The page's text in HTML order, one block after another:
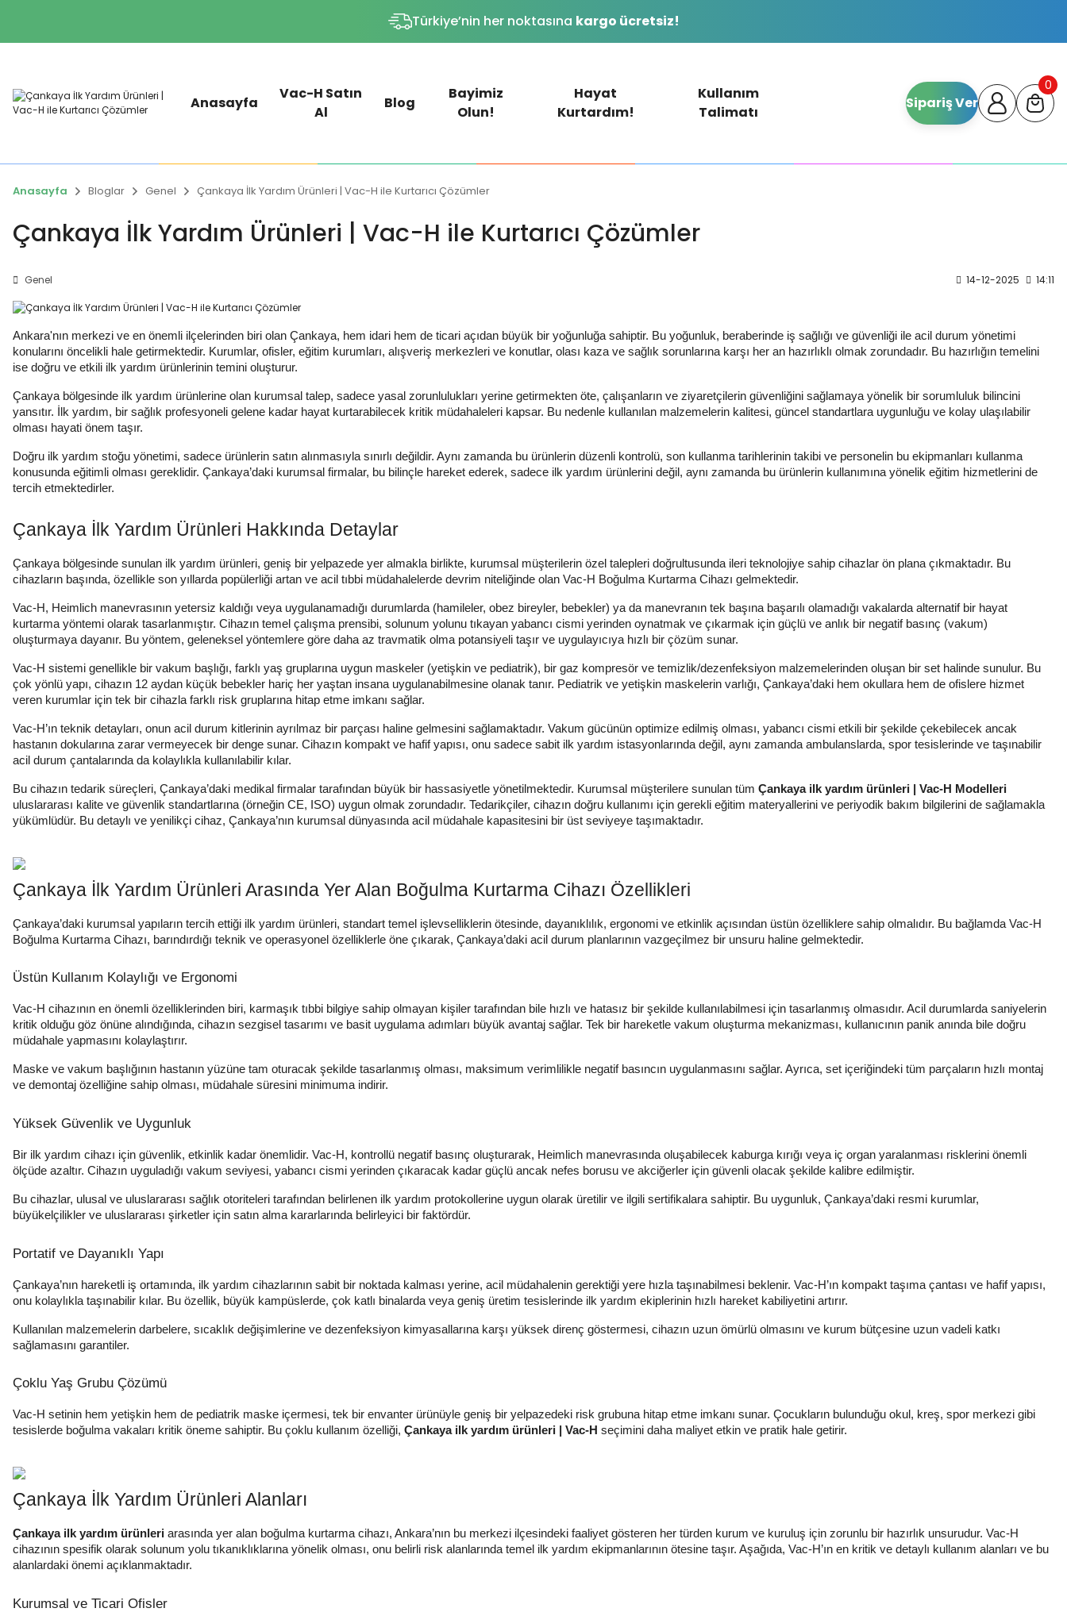
Türkiye’nin her noktasına kargo ücretsiz!
Anasayfa
Vac-H Satın
Al
Blog
Bayimiz
Olun!
Hayat
Kurtardım!
Kullanım
Talimatı
Sipariş Ver
0
Anasayfa Bloglar Genel Çankaya İlk Yardım Ürünleri | Vac-H ile Kurtarıcı Çözümler
Çankaya İlk Yardım Ürünleri | Vac-H ile Kurtarıcı Çözümler
Genel 14-12-2025 14:11
Ankara'nın merkezi ve en önemli ilçelerinden biri olan Çankaya, hem idari hem de ticari açıdan büyük bir yoğunluğa sahiptir. Bu yoğunluk, beraberinde iş sağlığı ve güvenliği ile acil durum yönetimi
konularını öncelikli hale getirmektedir. Kurumlar, ofisler, eğitim kurumları, alışveriş merkezleri ve konutlar, olası kaza ve sağlık sorunlarına karşı her an hazırlıklı olmak zorundadır. Bu hazırlığın temelini
ise doğru ve etkili ilk yardım ürünlerinin temini oluşturur.
Çankaya bölgesinde ilk yardım ürünlerine olan kurumsal talep, sadece yasal zorunlulukları yerine getirmekten öte, çalışanların ve ziyaretçilerin güvenliğini sağlamaya yönelik bir sorumluluk bilincini
yansıtır. İlk yardım, bir sağlık profesyoneli gelene kadar hayat kurtarabilecek kritik müdahaleleri kapsar. Bu nedenle kullanılan malzemelerin kalitesi, güncel standartlara uygunluğu ve kolay ulaşılabilir
olması hayati önem taşır.
Doğru ilk yardım stoğu yönetimi, sadece ürünlerin satın alınmasıyla sınırlı değildir. Aynı zamanda bu ürünlerin düzenli kontrolü, son kullanma tarihlerinin takibi ve personelin bu ekipmanları kullanma
konusunda eğitimli olması gereklidir. Çankaya’daki kurumsal firmalar, bu bilinçle hareket ederek, sadece ilk yardım ürünlerini değil, aynı zamanda bu ürünlerin kullanımına yönelik eğitim hizmetlerini de
tercih etmektedirler.
Çankaya İlk Yardım Ürünleri Hakkında Detaylar
Çankaya bölgesinde sunulan ilk yardım ürünleri, geniş bir yelpazede yer almakla birlikte, kurumsal müşterilerin özel talepleri doğrultusunda ileri teknolojiye sahip cihazlar ön plana çıkmaktadır. Bu
cihazların başında, özellikle son yıllarda popülerliği artan ve acil tıbbi müdahalelerde devrim niteliğinde olan Vac-H Boğulma Kurtarma Cihazı gelmektedir.
Vac-H, Heimlich manevrasının yetersiz kaldığı veya uygulanamadığı durumlarda (hamileler, obez bireyler, bebekler) ya da manevranın tek başına başarılı olamadığı vakalarda alternatif bir hayat
kurtarma yöntemi olarak tasarlanmıştır. Cihazın temel çalışma prensibi, solunum yolunu tıkayan yabancı cismi yerinden oynatmak ve çıkarmak için güçlü ve anlık bir negatif basınç (vakum)
oluşturmaya dayanır. Bu yöntem, geleneksel yöntemlere göre daha az travmatik olma potansiyeli taşır ve uygulayıcıya hızlı bir çözüm sunar.
Vac-H sistemi genellikle bir vakum başlığı, farklı yaş gruplarına uygun maskeler (yetişkin ve pediatrik), bir gaz kompresör ve temizlik/dezenfeksiyon malzemelerinden oluşan bir set halinde sunulur. Bu
çok yönlü yapı, cihazın 12 aydan küçük bebekler hariç her yaştan insana uygulanabilmesine olanak tanır. Pediatrik ve yetişkin maskelerin varlığı, Çankaya’daki hem okullara hem de ofislere hizmet
veren kurumlar için tek bir cihazla farklı risk gruplarına hitap etme imkanı sağlar.
Vac-H’ın teknik detayları, onun acil durum kitlerinin ayrılmaz bir parçası haline gelmesini sağlamaktadır. Vakum gücünün optimize edilmiş olması, yabancı cismi etkili bir şekilde çekebilecek ancak
hastanın dokularına zarar vermeyecek bir denge sunar. Cihazın kompakt ve hafif yapısı, onu sadece sabit ilk yardım istasyonlarında değil, aynı zamanda ambulanslarda, spor tesislerinde ve taşınabilir
acil durum çantalarında da kolaylıkla kullanılabilir kılar.
Bu cihazın tedarik süreçleri, Çankaya’daki medikal firmalar tarafından büyük bir hassasiyetle yönetilmektedir. Kurumsal müşterilere sunulan tüm Çankaya ilk yardım ürünleri | Vac-H Modelleri
uluslararası kalite ve güvenlik standartlarına (örneğin CE, ISO) uygun olmak zorundadır. Tedarikçiler, cihazın doğru kullanımı için gerekli eğitim materyallerini ve periyodik bakım bilgilerini de sağlamakla
yükümlüdür. Bu detaylı ve yenilikçi cihaz, Çankaya’nın kurumsal dünyasında acil müdahale kapasitesini bir üst seviyeye taşımaktadır.
Çankaya İlk Yardım Ürünleri Arasında Yer Alan Boğulma Kurtarma Cihazı Özellikleri
Çankaya’daki kurumsal yapıların tercih ettiği ilk yardım ürünleri, standart temel işlevselliklerin ötesinde, dayanıklılık, ergonomi ve etkinlik açısından üstün özelliklere sahip olmalıdır. Bu bağlamda Vac-H
Boğulma Kurtarma Cihazı, barındırdığı teknik ve operasyonel özelliklerle öne çıkarak, Çankaya’daki acil durum planlarının vazgeçilmez bir unsuru haline gelmektedir.
Üstün Kullanım Kolaylığı ve Ergonomi
Vac-H cihazının en önemli özelliklerinden biri, karmaşık tıbbi bilgiye sahip olmayan kişiler tarafından bile hızlı ve hatasız bir şekilde kullanılabilmesi için tasarlanmış olmasıdır. Acil durumlarda saniyelerin
kritik olduğu göz önüne alındığında, cihazın sezgisel tasarımı ve basit uygulama adımları büyük avantaj sağlar. Tek bir hareketle vakum oluşturma mekanizması, kullanıcının panik anında bile doğru
müdahale yapmasını kolaylaştırır.
Maske ve vakum başlığının hastanın yüzüne tam oturacak şekilde tasarlanmış olması, maksimum verimlilikle negatif basıncın uygulanmasını sağlar. Ayrıca, set içeriğindeki tüm parçaların hızlı montaj
ve demontaj özelliğine sahip olması, müdahale süresini minimuma indirir.
Yüksek Güvenlik ve Uygunluk
Bir ilk yardım cihazı için güvenlik, etkinlik kadar önemlidir. Vac-H, kontrollü negatif basınç oluşturarak, Heimlich manevrasında oluşabilecek kaburga kırığı veya iç organ yaralanması risklerini önemli
ölçüde azaltır. Cihazın uyguladığı vakum seviyesi, yabancı cismi yerinden çıkaracak kadar güçlü ancak nefes borusu ve akciğerler için güvenli olacak şekilde kalibre edilmiştir.
Bu cihazlar, ulusal ve uluslararası sağlık otoriteleri tarafından belirlenen ilk yardım protokollerine uygun olarak üretilir ve ilgili sertifikalara sahiptir. Bu uygunluk, Çankaya’daki resmi kurumlar,
büyükelçilikler ve uluslararası şirketler için satın alma kararlarında belirleyici bir faktördür.
Portatif ve Dayanıklı Yapı
Çankaya’nın hareketli iş ortamında, ilk yardım cihazlarının sabit bir noktada kalması yerine, acil müdahalenin gerektiği yere hızla taşınabilmesi beklenir. Vac-H’ın kompakt taşıma çantası ve hafif yapısı,
onu kolaylıkla taşınabilir kılar. Bu özellik, büyük kampüslerde, çok katlı binalarda veya geniş üretim tesislerinde ilk yardım ekiplerinin hızlı hareket kabiliyetini artırır.
Kullanılan malzemelerin darbelere, sıcaklık değişimlerine ve dezenfeksiyon kimyasallarına karşı yüksek direnç göstermesi, cihazın uzun ömürlü olmasını ve kurum bütçesine uzun vadeli katkı
sağlamasını garantiler.
Çoklu Yaş Grubu Çözümü
Vac-H setinin hem yetişkin hem de pediatrik maske içermesi, tek bir envanter ürünüyle geniş bir yelpazedeki risk grubuna hitap etme imkanı sunar. Çocukların bulunduğu okul, kreş, spor merkezi gibi
tesislerde boğulma vakaları kritik öneme sahiptir. Bu çoklu kullanım özelliği, Çankaya ilk yardım ürünleri | Vac-H seçimini daha maliyet etkin ve pratik hale getirir.
Çankaya İlk Yardım Ürünleri Alanları
Çankaya ilk yardım ürünleri arasında yer alan boğulma kurtarma cihazı, Ankara’nın bu merkezi ilçesindeki faaliyet gösteren her türden kurum ve kuruluş için zorunlu bir hazırlık unsurudur. Vac-H
cihazının spesifik olarak solunum yolu tıkanıklıklarına yönelik olması, onu belirli risk alanlarında temel ilk yardım ekipmanlarının ötesine taşır. Aşağıda, Vac-H’ın en kritik ve detaylı kullanım alanları ve bu
alanlardaki önemi açıklanmaktadır.
Kurumsal ve Ticari Ofisler